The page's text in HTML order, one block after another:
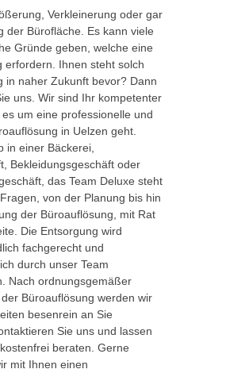
Verkleinerung oder gar
der Bürofläche. Es kann viele
Gründe geben, welche eine
erfordern. Ihnen steht solch
in naher Zukunft bevor? Dann
uns. Wir sind Ihr kompetenter
um eine professionelle und
in Uelzen geht.
in einer Bäckerei,
Bekleidungsgeschäft oder
das Team Deluxe steht
von der Planung bis hin
der Büroauflösung, mit Rat
Die Entsorgung wird
fachgerecht und
durch unser Team
Nach ordnungsgemäßer
Büroauflösung werden wir
besenrein an Sie
Sie uns und lassen
beraten. Gerne
mit Ihnen einen